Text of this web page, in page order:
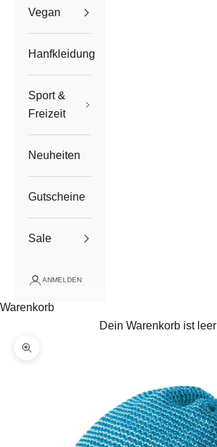
Vegan
Hanfkleidung
Sport &
Freizeit
Neuheiten
Gutscheine
Sale
ANMELDEN
Warenkorb
Dein Warenkorb ist leer
Bild vergrößern